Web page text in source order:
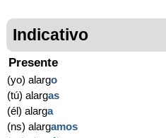
Indicativo
Presente
(yo) alargo
(tú) alargas
(él) alarga
(ns) alargamos